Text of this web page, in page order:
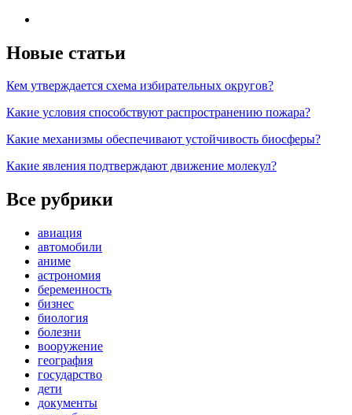
Новые статьи
Кем утверждается схема избирательных округов?
Какие условия способствуют распространению пожара?
Какие механизмы обеспечивают устойчивость биосферы?
Какие явления подтверждают движение молекул?
Все рубрики
авиация
автомобили
аниме
астрономия
беременность
бизнес
биология
болезни
вооружение
география
государство
дети
документы